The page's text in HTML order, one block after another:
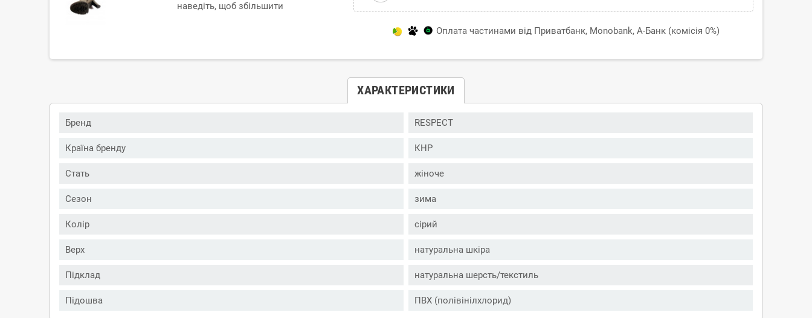
наведіть, щоб збільшити
Оплата частинами від Приватбанк, Monobank, А-Банк (комісія 0%)
ХАРАКТЕРИСТИКИ
Бренд RESPECT
Країна бренду КНР
Стать жіноче
Сезон зима
Колір сірий
Верх натуральна шкіра
Підклад натуральна шерсть/текстиль
Підошва ПВХ (полівінілхлорид)